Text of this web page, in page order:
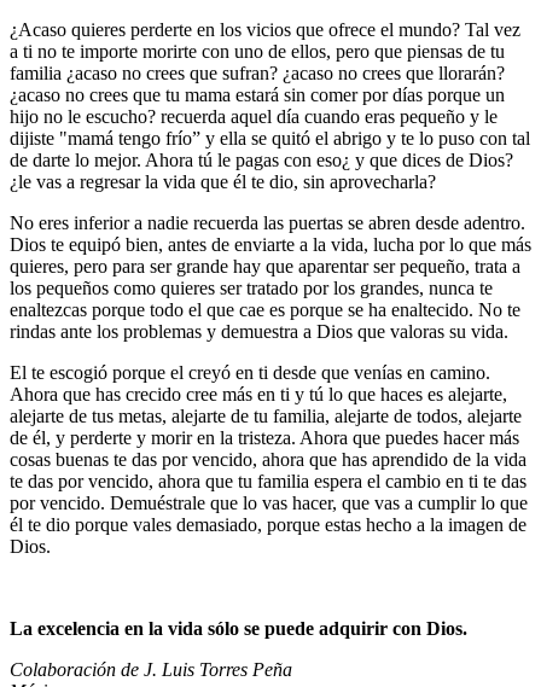
¿Acaso quieres perderte en los vicios que ofrece el mundo? Tal vez
a ti no te importe morirte con uno de ellos, pero que piensas de tu
familia ¿acaso no crees que sufran? ¿acaso no crees que llorarán?
¿acaso no crees que tu mama estará sin comer por días porque un
hijo no le escucho? recuerda aquel día cuando eras pequeño y le
dijiste "mamá tengo frío” y ella se quitó el abrigo y te lo puso con tal
de darte lo mejor. Ahora tú le pagas con eso¿ y que dices de Dios?
¿le vas a regresar la vida que él te dio, sin aprovecharla?
No eres inferior a nadie recuerda las puertas se abren desde adentro.
Dios te equipó bien, antes de enviarte a la vida, lucha por lo que más
quieres, pero para ser grande hay que aparentar ser pequeño, trata a
los pequeños como quieres ser tratado por los grandes, nunca te
enaltezcas porque todo el que cae es porque se ha enaltecido. No te
rindas ante los problemas y demuestra a Dios que valoras su vida.
El te escogió porque el creyó en ti desde que venías en camino.
Ahora que has crecido cree más en ti y tú lo que haces es alejarte,
alejarte de tus metas, alejarte de tu familia, alejarte de todos, alejarte
de él, y perderte y morir en la tristeza. Ahora que puedes hacer más
cosas buenas te das por vencido, ahora que has aprendido de la vida
te das por vencido, ahora que tu familia espera el cambio en ti te das
por vencido. Demuéstrale que lo vas hacer, que vas a cumplir lo que
él te dio porque vales demasiado, porque estas hecho a la imagen de
Dios.
La excelencia en la vida sólo se puede adquirir con Dios.
Colaboración de J. Luis Torres Peña